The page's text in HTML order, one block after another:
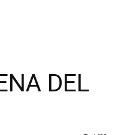
DEL